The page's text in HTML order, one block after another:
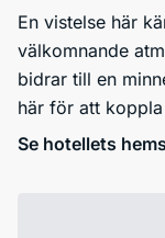
En vistelse här
välkomnande
bidrar till en
här för att
Se hotellets